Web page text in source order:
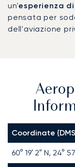
un'esperienza
pensata per
dell'aviazione
Coordinate
60° 19′ 2″ N, 24°